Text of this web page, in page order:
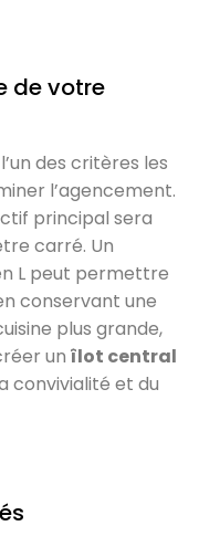
de votre
des critères les
l’agencement.
principal sera
carré. Un
L peut permettre
conservant une
plus grande,
un îlot central
convivialité et du